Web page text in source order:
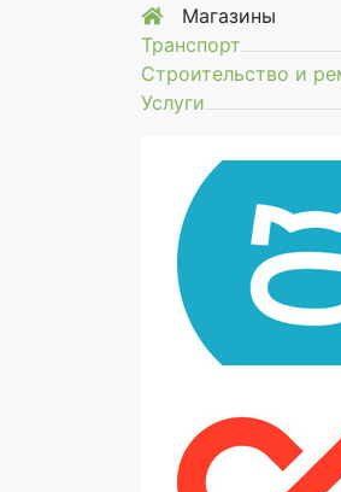
Магазины
Транспорт
Строительство и
Услуги